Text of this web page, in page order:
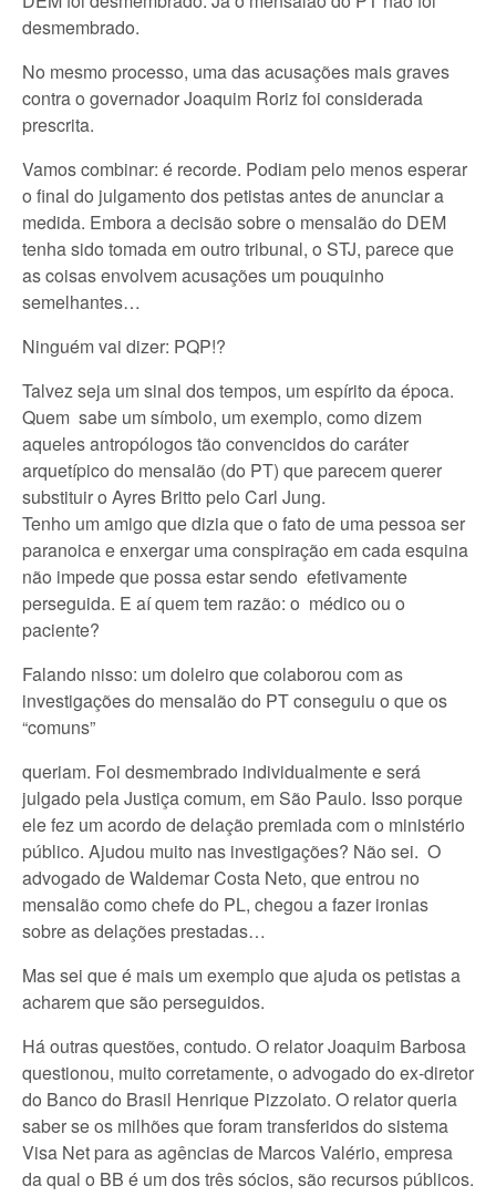
desmembrado.
No mesmo processo, uma das acusações mais graves
contra o governador Joaquim Roriz foi considerada
prescrita.
Vamos combinar: é recorde. Podiam pelo menos esperar
o final do julgamento dos petistas antes de anunciar a
medida. Embora a decisão sobre o mensalão do DEM
tenha sido tomada em outro tribunal, o STJ, parece que
as coisas envolvem acusações um pouquinho
semelhantes…
Ninguém vai dizer: PQP!?
Talvez seja um sinal dos tempos, um espírito da época.
Quem sabe um símbolo, um exemplo, como dizem
aqueles antropólogos tão convencidos do caráter
arquetípico do mensalão (do PT) que parecem querer
substituir o Ayres Britto pelo Carl Jung.
Tenho um amigo que dizia que o fato de uma pessoa ser
paranoica e enxergar uma conspiração em cada esquina
não impede que possa estar sendo efetivamente
perseguida. E aí quem tem razão: o médico ou o
paciente?
Falando nisso: um doleiro que colaborou com as
investigações do mensalão do PT conseguiu o que os
“comuns”
queriam. Foi desmembrado individualmente e será
julgado pela Justiça comum, em São Paulo. Isso porque
ele fez um acordo de delação premiada com o ministério
público. Ajudou muito nas investigações? Não sei. O
advogado de Waldemar Costa Neto, que entrou no
mensalão como chefe do PL, chegou a fazer ironias
sobre as delações prestadas…
Mas sei que é mais um exemplo que ajuda os petistas a
acharem que são perseguidos.
Há outras questões, contudo. O relator Joaquim Barbosa
questionou, muito corretamente, o advogado do ex-diretor
do Banco do Brasil Henrique Pizzolato. O relator queria
saber se os milhões que foram transferidos do sistema
Visa Net para as agências de Marcos Valério, empresa
da qual o BB é um dos três sócios, são recursos públicos.